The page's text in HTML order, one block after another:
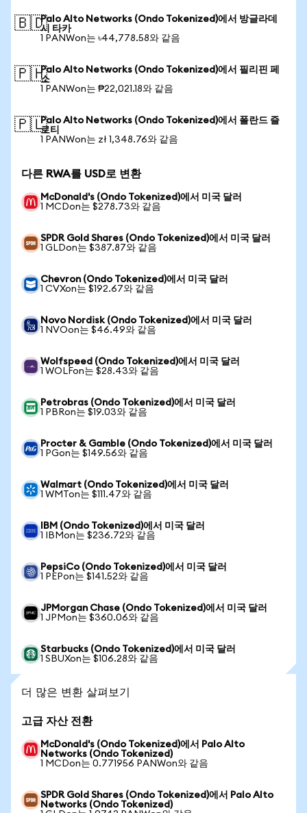
🇧🇩Palo Alto Networks (Ondo Tokenized)에서 방글라데
시 타카
1 PANWon는 ৳44,778.58와 같음
🇵🇭Palo Alto Networks (Ondo Tokenized)에서 필리핀 페
소
1 PANWon는 ₱22,021.18와 같음
🇵🇱Palo Alto Networks (Ondo Tokenized)에서 폴란드 즐
로티
1 PANWon는 zł 1,348.76와 같음
다른 RWA를 USD로 변환
McDonald's (Ondo Tokenized)에서 미국 달러
1 MCDon는 $278.73와 같음
SPDR Gold Shares (Ondo Tokenized)에서 미국 달러
1 GLDon는 $387.87와 같음
Chevron (Ondo Tokenized)에서 미국 달러
1 CVXon는 $192.67와 같음
Novo Nordisk (Ondo Tokenized)에서 미국 달러
1 NVOon는 $46.49와 같음
Wolfspeed (Ondo Tokenized)에서 미국 달러
1 WOLFon는 $28.43와 같음
Petrobras (Ondo Tokenized)에서 미국 달러
1 PBRon는 $19.03와 같음
Procter & Gamble (Ondo Tokenized)에서 미국 달러
1 PGon는 $149.56와 같음
Walmart (Ondo Tokenized)에서 미국 달러
1 WMTon는 $111.47와 같음
IBM (Ondo Tokenized)에서 미국 달러
1 IBMon는 $236.72와 같음
PepsiCo (Ondo Tokenized)에서 미국 달러
1 PEPon는 $141.52와 같음
JPMorgan Chase (Ondo Tokenized)에서 미국 달러
1 JPMon는 $360.06와 같음
Starbucks (Ondo Tokenized)에서 미국 달러
1 SBUXon는 $106.28와 같음
더 많은 변환 살펴보기
고급 자산 전환
McDonald's (Ondo Tokenized)에서 Palo Alto
Networks (Ondo Tokenized)
1 MCDon는 0.771956 PANWon와 같음
SPDR Gold Shares (Ondo Tokenized)에서 Palo Alto
Networks (Ondo Tokenized)